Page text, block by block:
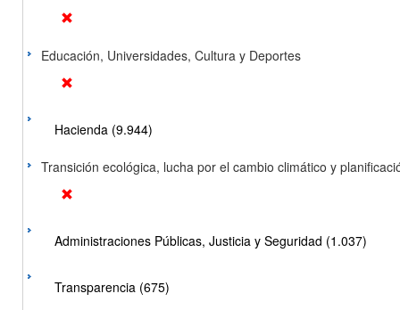
Educación, Universidades, Cultura y Deportes
Hacienda (9.944)
Transición ecológica, lucha por el cambio climático y
Administraciones Públicas, Justicia y Seguridad (1.037)
Transparencia (675)